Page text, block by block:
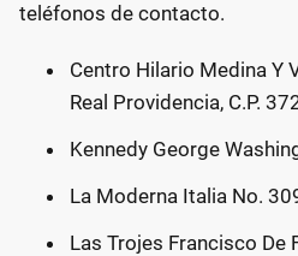
teléfonos de contacto.
Centro Hilario Medina Y
Real Providencia, C.P.
Kennedy George
La Moderna Italia No.
Las Trojes Francisco De